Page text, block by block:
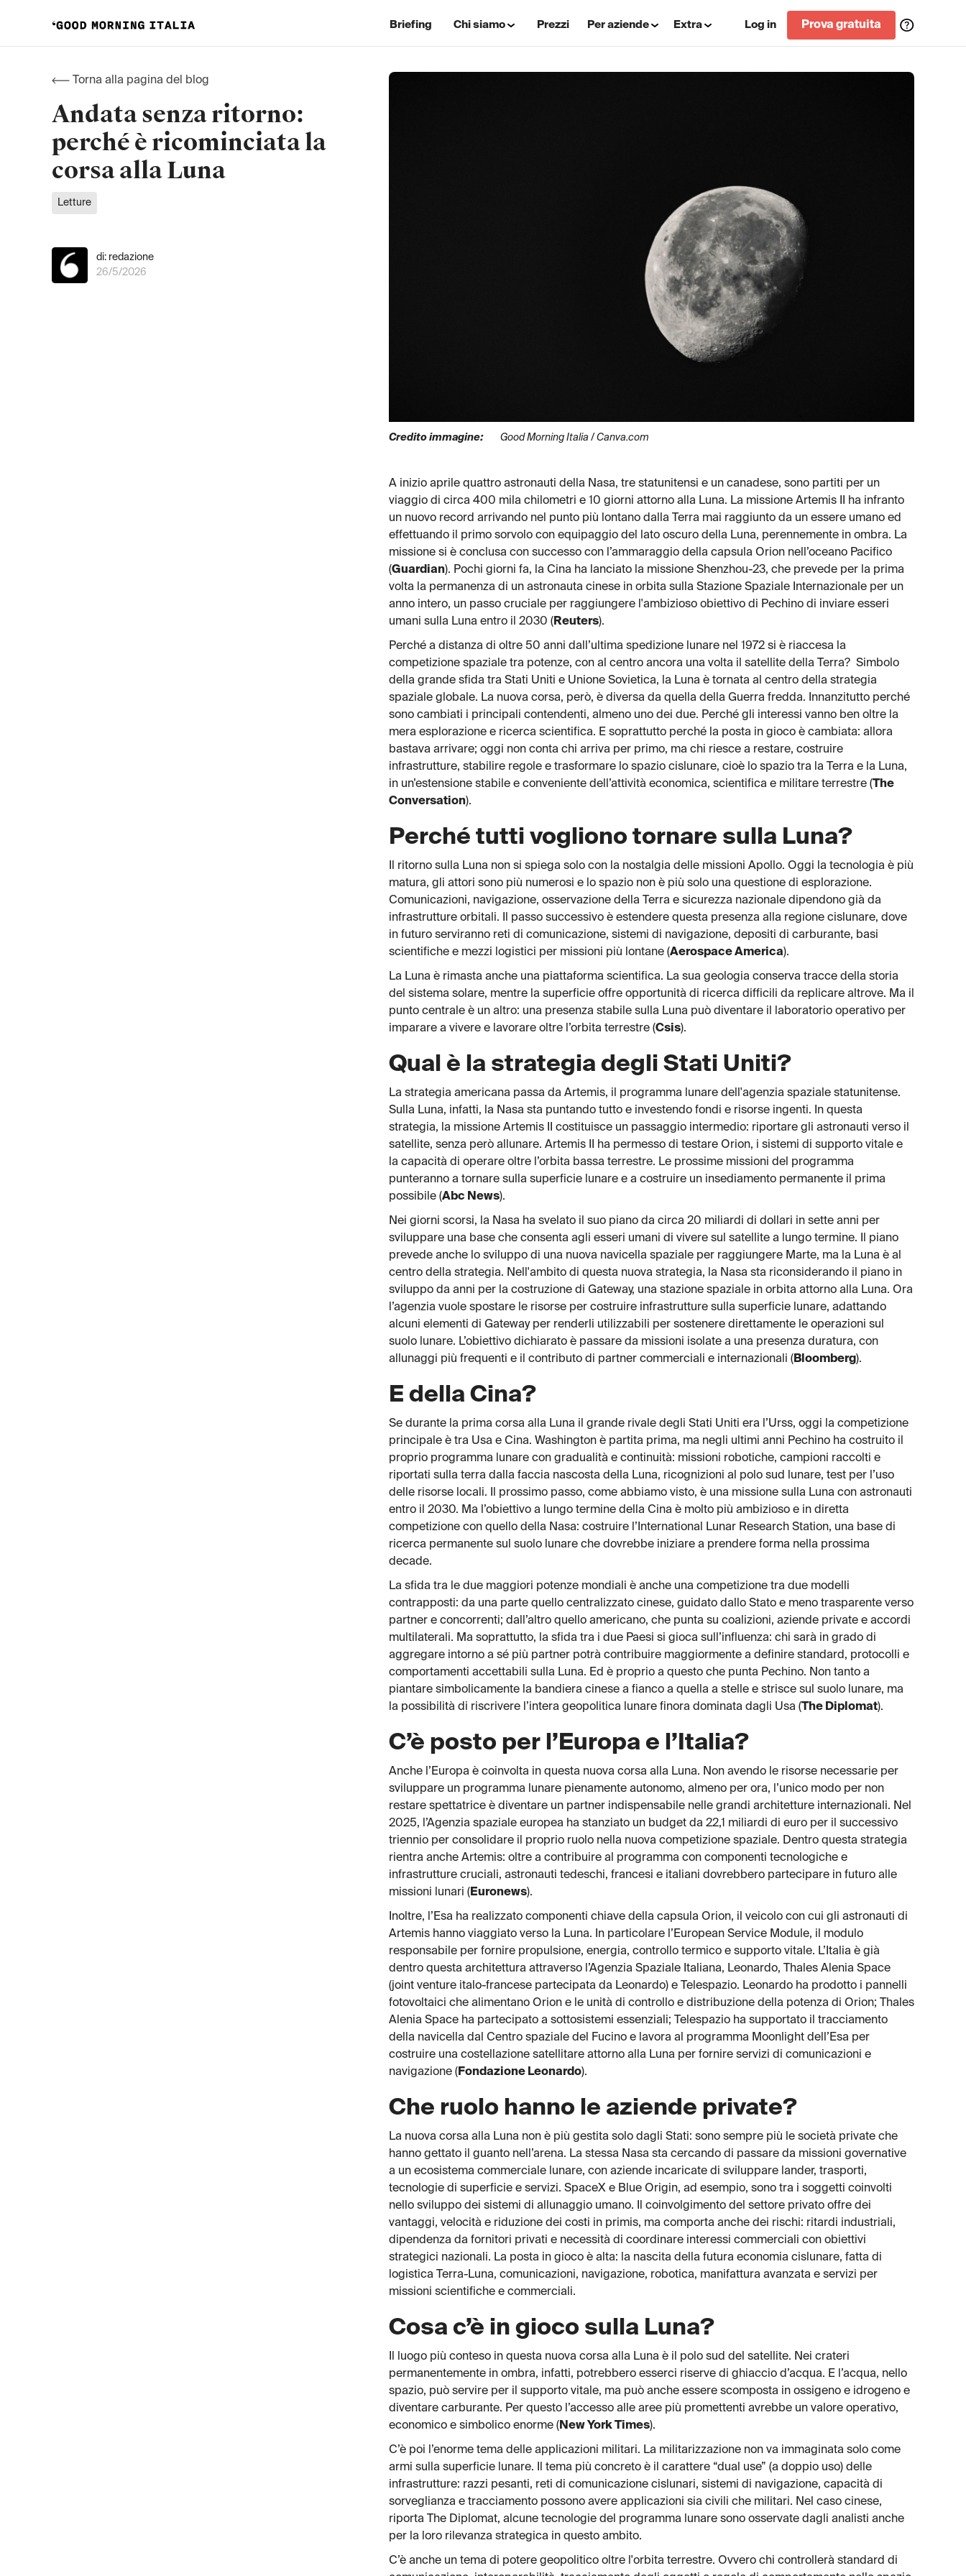
Briefing Chi siamo Prezzi Per aziende Extra Log in Prova gratuita
Torna alla pagina del blog
Andata senza ritorno:
perché è ricominciata la
corsa alla Luna
Letture
di: redazione
26/5/2026
Credito immagine: Good Morning Italia / Canva.com
A inizio aprile quattro astronauti della Nasa, tre statunitensi e un canadese, sono partiti per un
viaggio di circa 400 mila chilometri e 10 giorni attorno alla Luna. La missione Artemis II ha infranto
un nuovo record arrivando nel punto più lontano dalla Terra mai raggiunto da un essere umano ed
effettuando il primo sorvolo con equipaggio del lato oscuro della Luna, perennemente in ombra. La
missione si è conclusa con successo con l’ammaraggio della capsula Orion nell’oceano Pacifico
(Guardian). Pochi giorni fa, la Cina ha lanciato la missione Shenzhou-23, che prevede per la prima
volta la permanenza di un astronauta cinese in orbita sulla Stazione Spaziale Internazionale per un
anno intero, un passo cruciale per raggiungere l'ambizioso obiettivo di Pechino di inviare esseri
umani sulla Luna entro il 2030 ( Reuters).
Perché a distanza di oltre 50 anni dall’ultima spedizione lunare nel 1972 si è riaccesa la
competizione spaziale tra potenze, con al centro ancora una volta il satellite della Terra? Simbolo
della grande sfida tra Stati Uniti e Unione Sovietica, la Luna è tornata al centro della strategia
spaziale globale. La nuova corsa, però, è diversa da quella della Guerra fredda. Innanzitutto perché
sono cambiati i principali contendenti, almeno uno dei due. Perché gli interessi vanno ben oltre la
mera esplorazione e ricerca scientifica. E soprattutto perché la posta in gioco è cambiata: allora
bastava arrivare; oggi non conta chi arriva per primo, ma chi riesce a restare, costruire
infrastrutture, stabilire regole e trasformare lo spazio cislunare, cioè lo spazio tra la Terra e la Luna,
in un’estensione stabile e conveniente dell’attività economica, scientifica e militare terrestre (The
Conversation).
Perché tutti vogliono tornare sulla Luna?
Il ritorno sulla Luna non si spiega solo con la nostalgia delle missioni Apollo. Oggi la tecnologia è più
matura, gli attori sono più numerosi e lo spazio non è più solo una questione di esplorazione.
Comunicazioni, navigazione, osservazione della Terra e sicurezza nazionale dipendono già da
infrastrutture orbitali. Il passo successivo è estendere questa presenza alla regione cislunare, dove
in futuro serviranno reti di comunicazione, sistemi di navigazione, depositi di carburante, basi
scientifiche e mezzi logistici per missioni più lontane (Aerospace America).
La Luna è rimasta anche una piattaforma scientifica. La sua geologia conserva tracce della storia
del sistema solare, mentre la superficie offre opportunità di ricerca difficili da replicare altrove. Ma il
punto centrale è un altro: una presenza stabile sulla Luna può diventare il laboratorio operativo per
imparare a vivere e lavorare oltre l’orbita terrestre (Csis).
Qual è la strategia degli Stati Uniti?
La strategia americana passa da Artemis, il programma lunare dell'agenzia spaziale statunitense.
Sulla Luna, infatti, la Nasa sta puntando tutto e investendo fondi e risorse ingenti. In questa
strategia, la missione Artemis II costituisce un passaggio intermedio: riportare gli astronauti verso il
satellite, senza però allunare. Artemis II ha permesso di testare Orion, i sistemi di supporto vitale e
la capacità di operare oltre l’orbita bassa terrestre. Le prossime missioni del programma
punteranno a tornare sulla superficie lunare e a costruire un insediamento permanente il prima
possibile (Abc News).
Nei giorni scorsi, la Nasa ha svelato il suo piano da circa 20 miliardi di dollari in sette anni per
sviluppare una base che consenta agli esseri umani di vivere sul satellite a lungo termine. Il piano
prevede anche lo sviluppo di una nuova navicella spaziale per raggiungere Marte, ma la Luna è al
centro della strategia. Nell'ambito di questa nuova strategia, la Nasa sta riconsiderando il piano in
sviluppo da anni per la costruzione di Gateway, una stazione spaziale in orbita attorno alla Luna. Ora
l’agenzia vuole spostare le risorse per costruire infrastrutture sulla superficie lunare, adattando
alcuni elementi di Gateway per renderli utilizzabili per sostenere direttamente le operazioni sul
suolo lunare. L’obiettivo dichiarato è passare da missioni isolate a una presenza duratura, con
allunaggi più frequenti e il contributo di partner commerciali e internazionali ( Bloomberg).
E della Cina?
Se durante la prima corsa alla Luna il grande rivale degli Stati Uniti era l’Urss, oggi la competizione
principale è tra Usa e Cina. Washington è partita prima, ma negli ultimi anni Pechino ha costruito il
proprio programma lunare con gradualità e continuità: missioni robotiche, campioni raccolti e
riportati sulla terra dalla faccia nascosta della Luna, ricognizioni al polo sud lunare, test per l’uso
delle risorse locali. Il prossimo passo, come abbiamo visto, è una missione sulla Luna con astronauti
entro il 2030. Ma l’obiettivo a lungo termine della Cina è molto più ambizioso e in diretta
competizione con quello della Nasa: costruire l’International Lunar Research Station, una base di
ricerca permanente sul suolo lunare che dovrebbe iniziare a prendere forma nella prossima
decade.
La sfida tra le due maggiori potenze mondiali è anche una competizione tra due modelli
contrapposti: da una parte quello centralizzato cinese, guidato dallo Stato e meno trasparente verso
partner e concorrenti; dall’altro quello americano, che punta su coalizioni, aziende private e accordi
multilaterali. Ma soprattutto, la sfida tra i due Paesi si gioca sull’influenza: chi sarà in grado di
aggregare intorno a sé più partner potrà contribuire maggiormente a definire standard, protocolli e
comportamenti accettabili sulla Luna. Ed è proprio a questo che punta Pechino. Non tanto a
piantare simbolicamente la bandiera cinese a fianco a quella a stelle e strisce sul suolo lunare, ma
la possibilità di riscrivere l’intera geopolitica lunare finora dominata dagli Usa (The Diplomat).
C’è posto per l’Europa e l’Italia?
Anche l’Europa è coinvolta in questa nuova corsa alla Luna. Non avendo le risorse necessarie per
sviluppare un programma lunare pienamente autonomo, almeno per ora, l’unico modo per non
restare spettatrice è diventare un partner indispensabile nelle grandi architetture internazionali. Nel
2025, l’Agenzia spaziale europea ha stanziato un budget da 22,1 miliardi di euro per il successivo
triennio per consolidare il proprio ruolo nella nuova competizione spaziale. Dentro questa strategia
rientra anche Artemis: oltre a contribuire al programma con componenti tecnologiche e
infrastrutture cruciali, astronauti tedeschi, francesi e italiani dovrebbero partecipare in futuro alle
missioni lunari ( Euronews).
Inoltre, l’Esa ha realizzato componenti chiave della capsula Orion, il veicolo con cui gli astronauti di
Artemis hanno viaggiato verso la Luna. In particolare l’European Service Module, il modulo
responsabile per fornire propulsione, energia, controllo termico e supporto vitale. L’Italia è già
dentro questa architettura attraverso l’Agenzia Spaziale Italiana, Leonardo, Thales Alenia Space
(joint venture italo-francese partecipata da Leonardo) e Telespazio. Leonardo ha prodotto i pannelli
fotovoltaici che alimentano Orion e le unità di controllo e distribuzione della potenza di Orion; Thales
Alenia Space ha partecipato a sottosistemi essenziali; Telespazio ha supportato il tracciamento
della navicella dal Centro spaziale del Fucino e lavora al programma Moonlight dell’Esa per
costruire una costellazione satellitare attorno alla Luna per fornire servizi di comunicazioni e
navigazione ( Fondazione Leonardo).
Che ruolo hanno le aziende private?
La nuova corsa alla Luna non è più gestita solo dagli Stati: sono sempre più le società private che
hanno gettato il guanto nell’arena. La stessa Nasa sta cercando di passare da missioni governative
a un ecosistema commerciale lunare, con aziende incaricate di sviluppare lander, trasporti,
tecnologie di superficie e servizi. SpaceX e Blue Origin, ad esempio, sono tra i soggetti coinvolti
nello sviluppo dei sistemi di allunaggio umano. Il coinvolgimento del settore privato offre dei
vantaggi, velocità e riduzione dei costi in primis, ma comporta anche dei rischi: ritardi industriali,
dipendenza da fornitori privati e necessità di coordinare interessi commerciali con obiettivi
strategici nazionali. La posta in gioco è alta: la nascita della futura economia cislunare, fatta di
logistica Terra-Luna, comunicazioni, navigazione, robotica, manifattura avanzata e servizi per
missioni scientifiche e commerciali.
Cosa c’è in gioco sulla Luna?
Il luogo più conteso in questa nuova corsa alla Luna è il polo sud del satellite. Nei crateri
permanentemente in ombra, infatti, potrebbero esserci riserve di ghiaccio d’acqua. E l’acqua, nello
spazio, può servire per il supporto vitale, ma può anche essere scomposta in ossigeno e idrogeno e
diventare carburante. Per questo l’accesso alle aree più promettenti avrebbe un valore operativo,
economico e simbolico enorme ( New York Times).
C’è poi l’enorme tema delle applicazioni militari. La militarizzazione non va immaginata solo come
armi sulla superficie lunare. Il tema più concreto è il carattere “dual use” (a doppio uso) delle
infrastrutture: razzi pesanti, reti di comunicazione cislunari, sistemi di navigazione, capacità di
sorveglianza e tracciamento possono avere applicazioni sia civili che militari. Nel caso cinese,
riporta The Diplomat, alcune tecnologie del programma lunare sono osservate dagli analisti anche
per la loro rilevanza strategica in questo ambito.
C’è anche un tema di potere geopolitico oltre l'orbita terrestre. Ovvero chi controllerà standard di